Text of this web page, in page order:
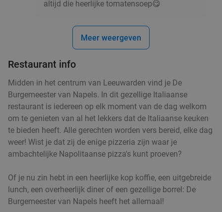
altijd die heerlijke tomatensoep😋
Meer weergeven
Restaurant info
Midden in het centrum van Leeuwarden vind je De
Burgemeester van Napels. In dit gezellige Italiaanse
restaurant is iedereen op elk moment van de dag welkom
om te genieten van al het lekkers dat de Italiaanse keuken
te bieden heeft. Alle gerechten worden vers bereid, elke dag
weer! Wist je dat zij de enige pizzeria zijn waar je
ambachtelijke Napolitaanse pizza's kunt proeven?
Of je nu zin hebt in een heerlijke kop koffie, een uitgebreide
lunch, een overheerlijk diner of een gezellige borrel: De
Burgemeester van Napels heeft het allemaal!